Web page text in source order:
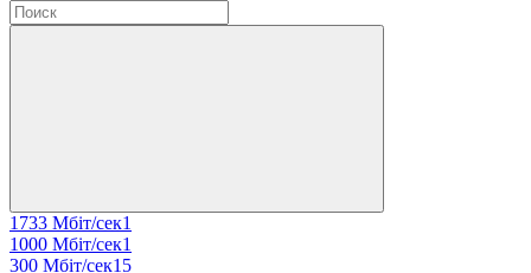
1733 Мбіт/сек1
1000 Мбіт/сек1
300 Мбіт/сек15